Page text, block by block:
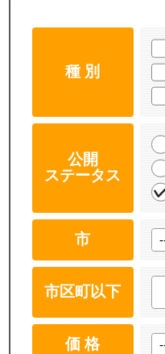
種 別
公開
ステータス
市
市区町以下
価 格